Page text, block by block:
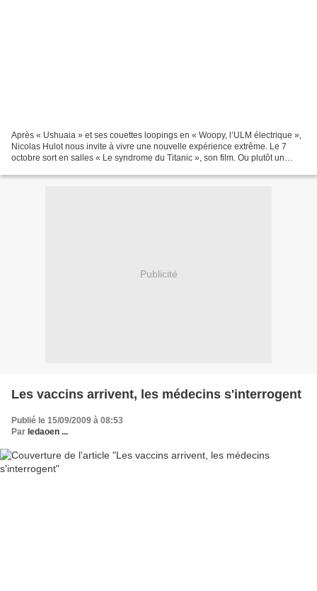
Après « Ushuaia » et ses couettes loopings en « Woopy, l’ULM électrique »,
Nicolas Hulot nous invite à vivre une nouvelle expérience extrême. Le 7
octobre sort en salles « Le syndrome du Titanic », son film. Ou plutôt un
Publicité
Les vaccins arrivent, les médecins s'interrogent
Publié le 15/09/2009 à 08:53
Par ledaoen ...